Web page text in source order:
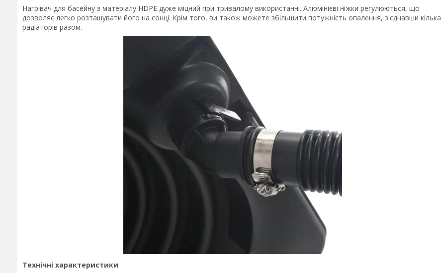
Нагрівач для басейну з матеріалу HDPE дуже міцний при тривалому використанні. Алюмінієві ніжки регулюються, що
дозволяє легко розташувати його на сонці. Крім того, ви також можете збільшити потужність опалення, з'єднавши кілька
радіаторів разом.
Технічні характеристики